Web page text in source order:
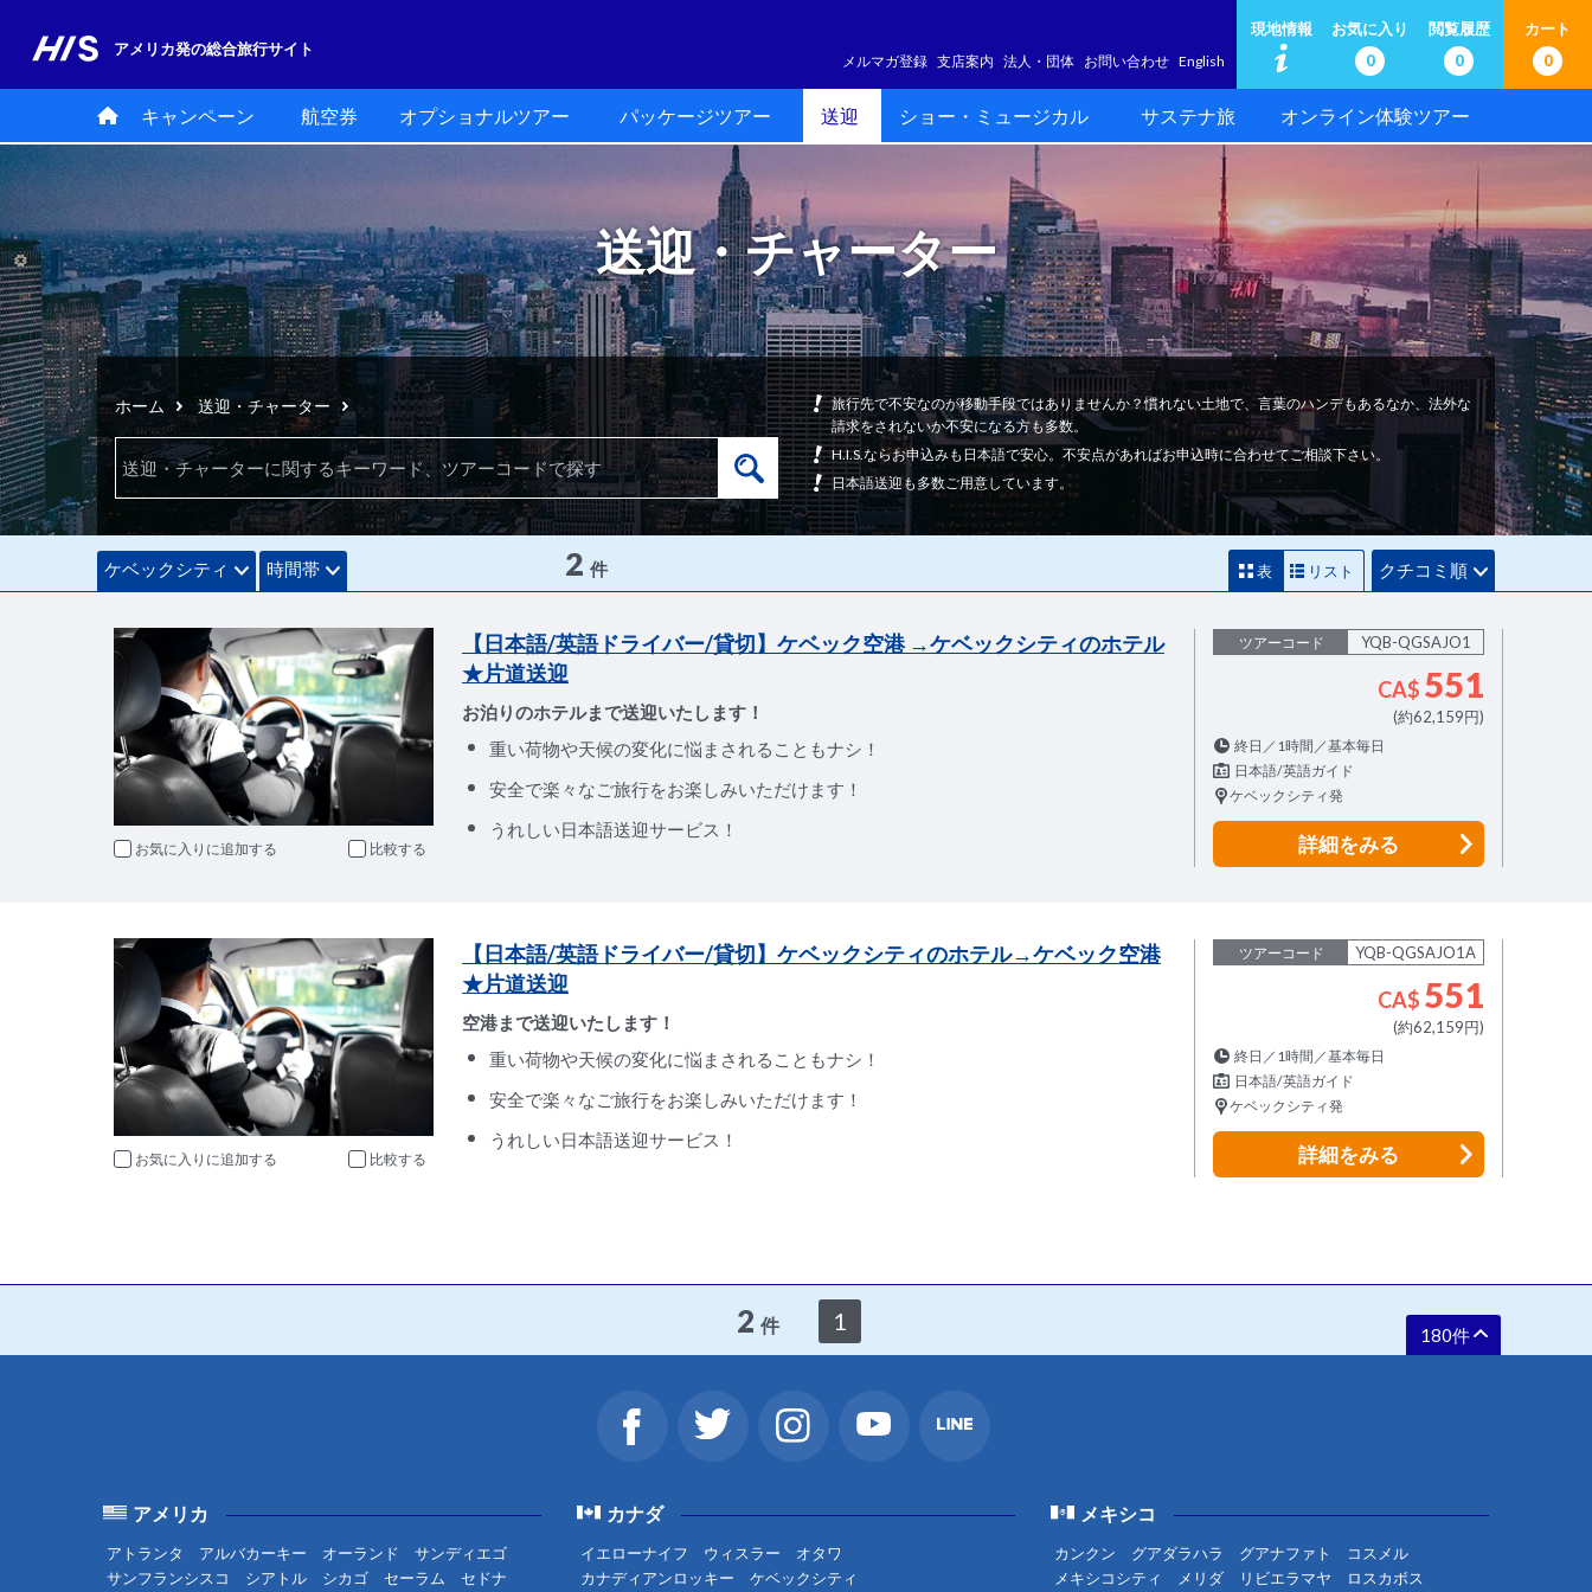
アメリカ発の総合旅行サイト
メルマガ登録 支店案内 法人・団体 お問い合わせ English
現地情報
お気に入り
0
閲覧履歴
0
カート
0
キャンペーン 航空券 オプショナルツアー パッケージツアー 送迎 ショー・ミュージカル サステナ旅 オンライン体験ツアー
送迎・チャーター
ホーム 送迎・チャーター
旅行先で不安なのが移動手段ではありませんか？慣れない土地で、言葉のハンデもあるなか、法外な
請求をされないか不安になる方も多数。
H.I.S.ならお申込みも日本語で安心。不安点があればお申込時に合わせてご相談下さい。
日本語送迎も多数ご用意しています。
ケベックシティ 時間帯 2 件 表 リスト クチコミ順
お気に入りに追加 比較
【日本語/英語ドライバー/貸切】ケベック空港 →ケベックシティのホテル
★片道送迎
お泊りのホテルまで送迎いたします！
重い荷物や天候の変化に悩まされることもナシ！
安全で楽々なご旅行をお楽しみいただけます！
うれしい日本語送迎サービス！
ツアーコード YQB-QGSAJO1
CA$ 551
(約62,159円)
終日／1時間／基本毎日
日本語/英語ガイド
ケベックシティ発
詳細をみる
お気に入りに追加 比較
【日本語/英語ドライバー/貸切】ケベックシティのホテル→ケベック空港
★片道送迎
空港まで送迎いたします！
重い荷物や天候の変化に悩まされることもナシ！
安全で楽々なご旅行をお楽しみいただけます！
うれしい日本語送迎サービス！
ツアーコード YQB-QGSAJO1A
CA$ 551
(約62,159円)
終日／1時間／基本毎日
日本語/英語ガイド
ケベックシティ発
詳細をみる
2 件 1
180件
アメリカ
アトランタ アルバカーキー オーランド
サンディエゴ
サンフランシスコ
シアトル シカゴ セーラム セドナ
カナダ
イエローナイフ ウィスラー
オタワ
カナディアンロッキー
ケベックシティ
メキシコ
カンクン グアダラハラ グアナファト
コスメル
メキシコシティ
メリダ リビエラマヤ ロスカボス